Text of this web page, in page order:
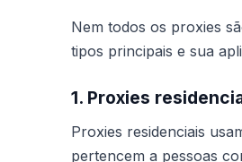
Nem todos os proxies
tipos principais e sua
1. Proxies
Proxies residenciais
pertencem a pessoas